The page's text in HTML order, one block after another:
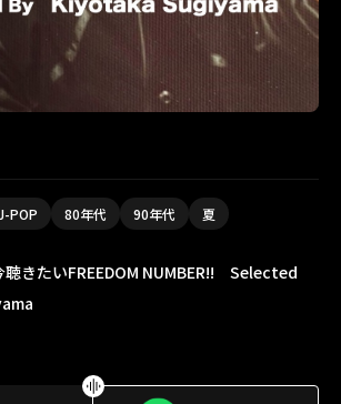
POP 80年代 90年代 夏
聴きたいFREEDOM NUMBER!! Selected